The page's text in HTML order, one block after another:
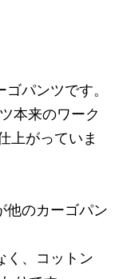
パンツです。
本来のワーク
上がっていま
他のカーゴパン
く、コットン